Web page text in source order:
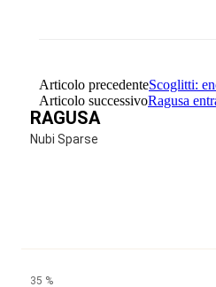
Articolo precedenteScoglitti:
Articolo successivoRagusa
RAGUSA
Nubi Sparse
35 %